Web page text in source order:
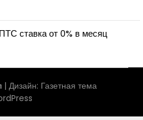
ставка от 0% в месяц
| Дизайн: Газетная тема